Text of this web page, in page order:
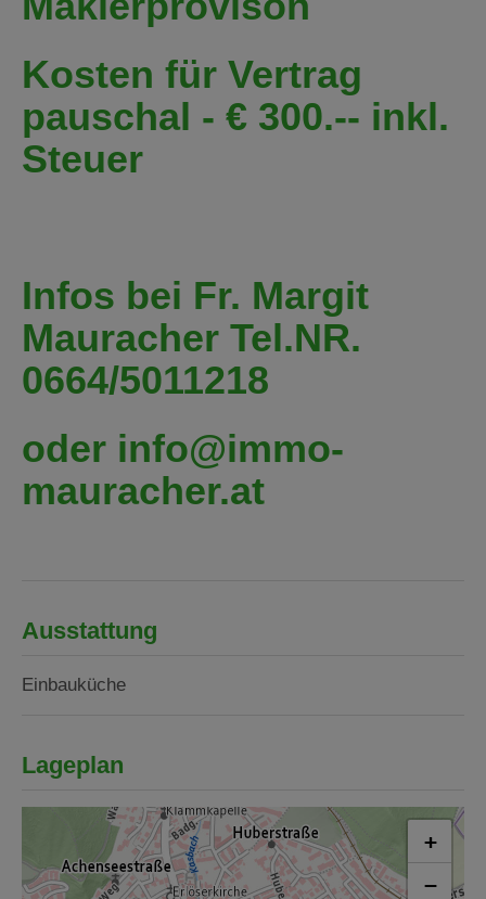
Kosten für Vertrag
pauschal - € 300.-- inkl.
Steuer
Infos bei Fr. Margit
Mauracher Tel.NR.
0664/5011218
oder info@immo-
mauracher.at
Ausstattung
Einbauküche
Lageplan
+
−